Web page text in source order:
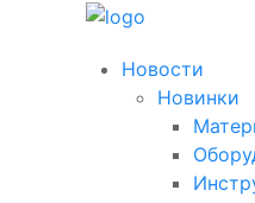
Новости
Новинки